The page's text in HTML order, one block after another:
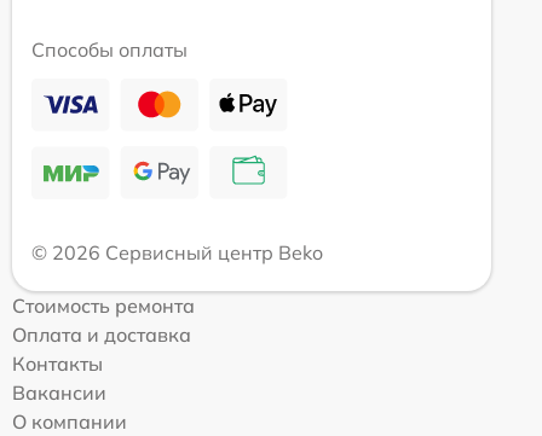
Способы оплаты
© 2026 Сервисный центр Beko
Стоимость ремонта
Оплата и доставка
Контакты
Вакансии
О компании